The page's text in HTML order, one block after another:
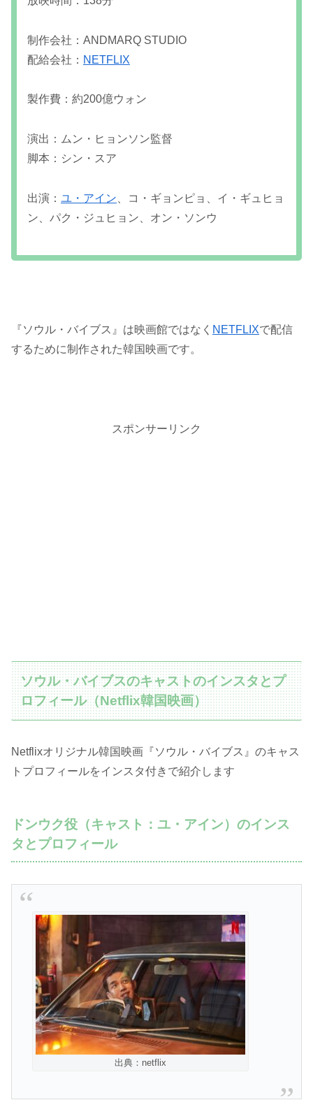
制作会社：ANDMARQ STUDIO
配給会社： NETFLIX
製作費：約200億ウォン
演出：ムン・ヒョンソン監督
脚本：シン・スア
出演： ユ・アイン 、コ・ギョンピョ、イ・ギュヒョ
ン、パク・ジュヒョン、オン・ソンウ
『ソウル・バイブス』は映画館ではなく NETFLIXで配信
するために制作された韓国映画です。
スポンサーリンク
ソウル・バイブスのキャストのインスタとプ
ロフィール（Netflix韓国映画）
Netflixオリジナル韓国映画『ソウル・バイブス』のキャス
トプロフィールをインスタ付きで紹介します
ドンウク役（キャスト：ユ・アイン）のインス
タとプロフィール
出典：netflix